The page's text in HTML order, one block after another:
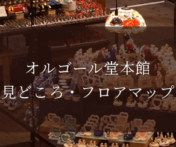
オルゴール堂本館
見どころ・フロアマップ